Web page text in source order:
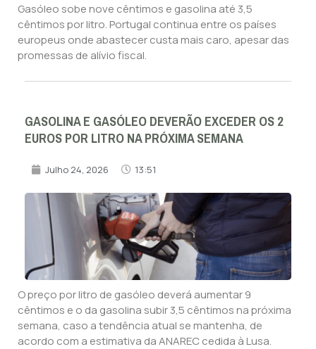
Gasóleo sobe nove cêntimos e gasolina até 3,5
cêntimos por litro. Portugal continua entre os países
europeus onde abastecer custa mais caro, apesar das
promessas de alívio fiscal.
GASOLINA E GASÓLEO DEVERÃO EXCEDER OS 2
EUROS POR LITRO NA PRÓXIMA SEMANA
Julho 24, 2026 13:51
O preço por litro de gasóleo deverá aumentar 9
cêntimos e o da gasolina subir 3,5 cêntimos na próxima
semana, caso a tendência atual se mantenha, de
acordo com a estimativa da ANAREC cedida à Lusa.